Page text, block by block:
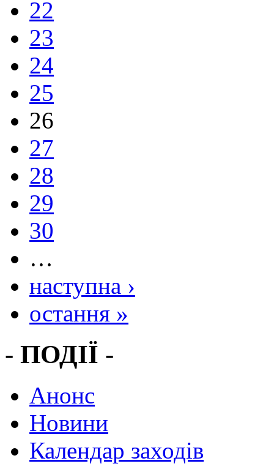
22
23
24
25
26
27
28
29
30
…
наступна ›
остання »
- ПОДІЇ -
Анонс
Новини
Календар заходів